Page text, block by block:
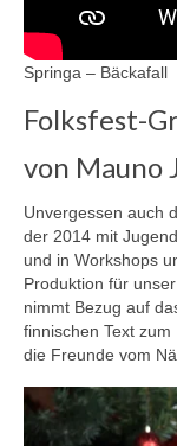
Springa – Bäckafall
Folksfest-
von Mauno
Unvergessen auch
der 2014 mit
und in Workshops
Produktion für
nimmt Bezug auf
finnischen Text
die Freunde vom